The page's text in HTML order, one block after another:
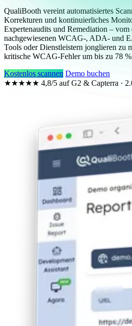
QualiBooth vereint automatisiertes
Korrekturen und kontinuierliches
Expertenaudits und Remediation – vom
nachgewiesenen WCAG-, ADA- und
Tools oder Dienstleistern jonglieren zu
kritische WCAG-Fehler um bis zu 78 %
Kostenlos scannen Demo buchen
★★★★★ 4,8/5 auf G2 & Capterra ·